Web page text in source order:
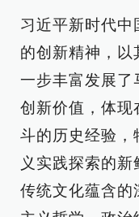
习近平新时代中
的创新精神，以
一步丰富发展了
创新价值，体现
斗的历史经验，
义实践探索的
传统文化蕴含的